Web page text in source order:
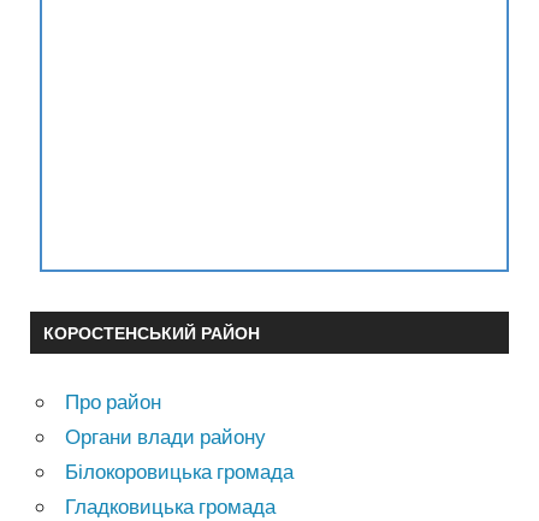
КОРОСТЕНСЬКИЙ РАЙОН
Про район
Органи влади району
Білокоровицька громада
Гладковицька громада